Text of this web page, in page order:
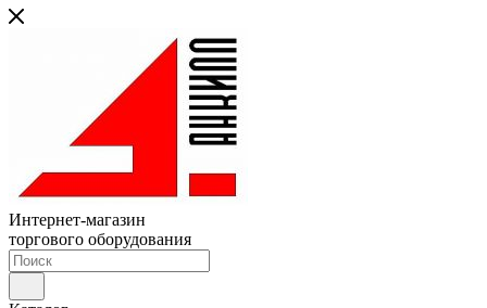
Интернет-магазин
торгового оборудования